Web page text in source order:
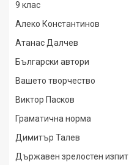
9 клас
Алеко Константинов
Атанас Далчев
Български автори
Вашето творчество
Виктор Пасков
Граматична норма
Димитър Талев
Държавен зрелостен изпит